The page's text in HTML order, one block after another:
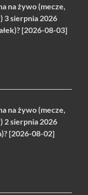
na żywo (mecze,
3 sierpnia 2026
[2026-08-03]
na żywo (mecze,
2 sierpnia 2026
[2026-08-02]